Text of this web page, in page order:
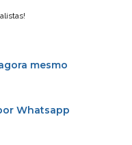
mesmo
Whatsapp